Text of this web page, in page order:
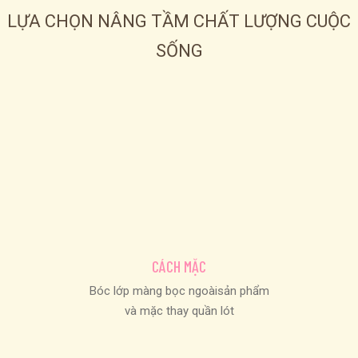
LỰA CHỌN NÂNG TẦM CHẤT LƯỢNG CUỘC
SỐNG
CÁCH MẶC
Bóc lớp màng bọc ngoàisản phẩm
và mặc thay quần lót